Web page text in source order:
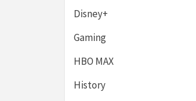
Disney+
Gaming
HBO MAX
History